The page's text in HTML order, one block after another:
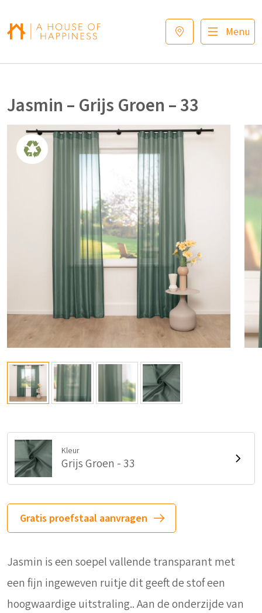
Menu
Jasmin – Grijs Groen – 33
Kleur
Grijs Groen - 33
Gratis proefstaal aanvragen
Jasmin is een soepel vallende transparant met
een fijn ingeweven ruitje dit geeft de stof een
hoogwaardige uitstraling.. Aan de onderzijde van